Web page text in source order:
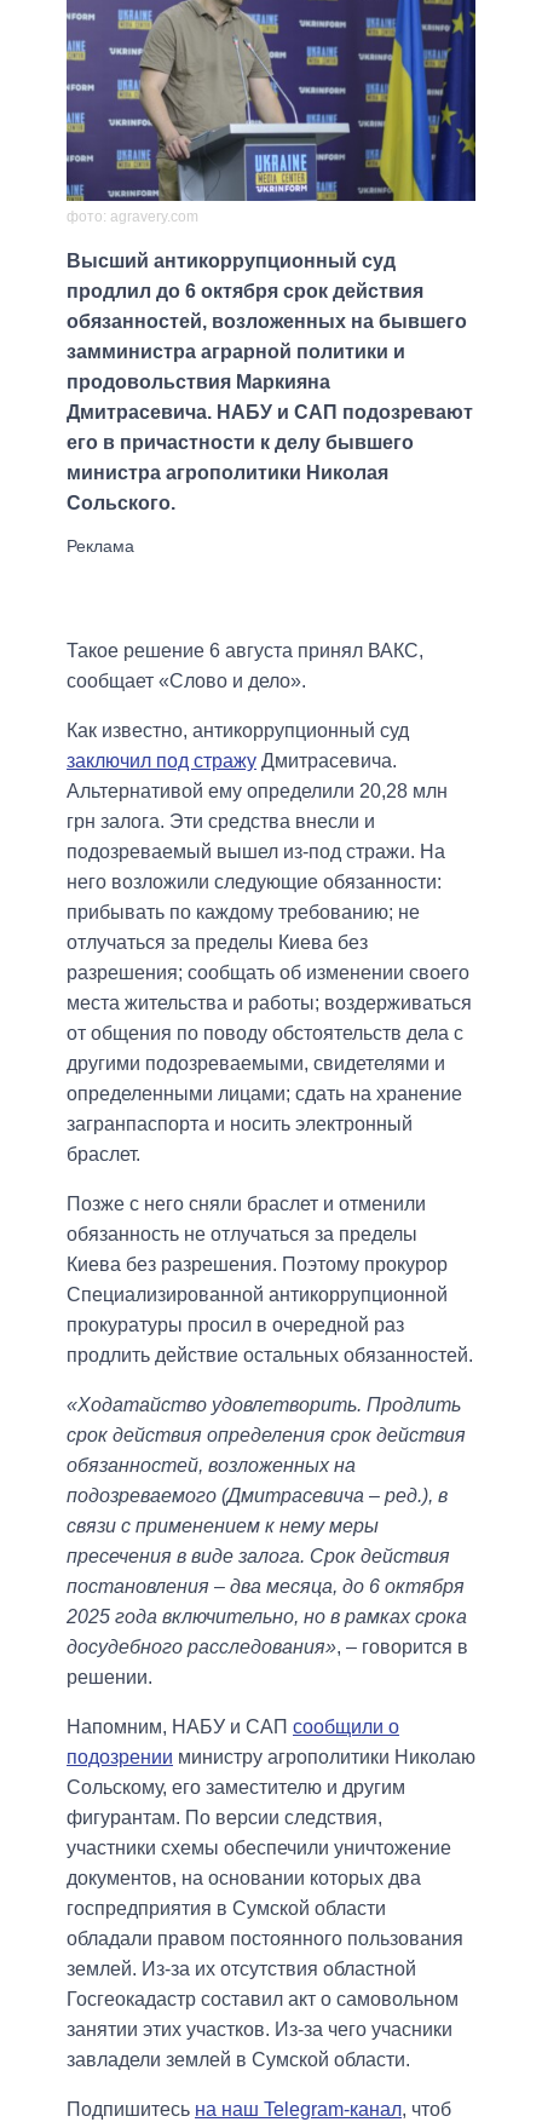
фото: agravery.com
Высший антикоррупционный суд
продлил до 6 октября срок действия
обязанностей, возложенных на бывшего
замминистра аграрной политики и
продовольствия Маркияна
Дмитрасевича. НАБУ и САП подозревают
его в причастности к делу бывшего
министра агрополитики Николая
Сольского.
Такое решение 6 августа принял ВАКС,
сообщает «Слово и дело».
Как известно, антикоррупционный суд
заключил под стражу Дмитрасевича.
Альтернативой ему определили 20,28 млн
грн залога. Эти средства внесли и
подозреваемый вышел из-под стражи. На
него возложили следующие обязанности:
прибывать по каждому требованию; не
отлучаться за пределы Киева без
разрешения; сообщать об изменении своего
места жительства и работы; воздерживаться
от общения по поводу обстоятельств дела с
другими подозреваемыми, свидетелями и
определенными лицами; сдать на хранение
загранпаспорта и носить электронный
браслет.
Позже с него сняли браслет и отменили
обязанность не отлучаться за пределы
Киева без разрешения. Поэтому прокурор
Специализированной антикоррупционной
прокуратуры просил в очередной раз
продлить действие остальных обязанностей.
«Ходатайство удовлетворить. Продлить
срок действия определения срок действия
обязанностей, возложенных на
подозреваемого (Дмитрасевича – ред.), в
связи с применением к нему меры
пресечения в виде залога. Срок действия
постановления – два месяца, до 6 октября
2025 года включительно, но в рамках срока
досудебного расследования», – говорится в
решении.
Напомним, НАБУ и САП сообщили о
подозрении министру агрополитики Николаю
Сольскому, его заместителю и другим
фигурантам. По версии следствия,
участники схемы обеспечили уничтожение
документов, на основании которых два
госпредприятия в Сумской области
обладали правом постоянного пользования
землей. Из-за их отсутствия областной
Госгеокадастр составил акт о самовольном
занятии этих участков. Из-за чего учасники
завладели землей в Сумской области.
Подпишитесь на наш Telegram-канал, чтоб